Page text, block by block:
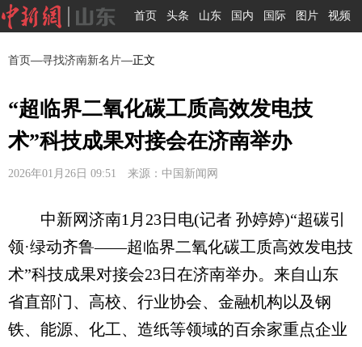
首页 头条 山东 国内 国际 图片 视频
首页—寻找济南新名片—正文
“超临界二氧化碳工质高效发电技
术”科技成果对接会在济南举办
2026年01月26日 09:51 来源：中国新闻网
中新网济南1月23日电(记者 孙婷婷)“超碳引
领·绿动齐鲁——超临界二氧化碳工质高效发电技
术”科技成果对接会23日在济南举办。来自山东
省直部门、高校、行业协会、金融机构以及钢
铁、能源、化工、造纸等领域的百余家重点企业